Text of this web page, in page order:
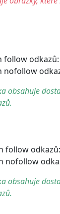
follow
nofollow
obsahuje
follow
nofollow
obsahuje